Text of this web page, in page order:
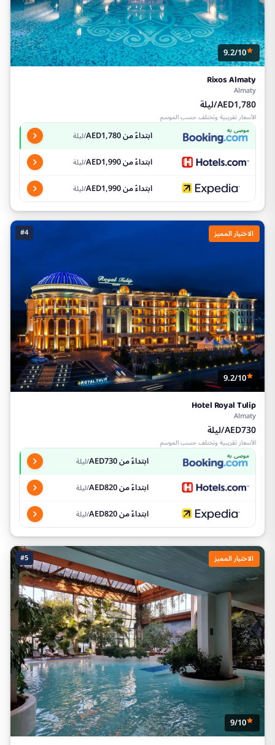
9.2/10
Rixos Almaty
Almaty
AED1,780/ليلة
الأسعار تقريبية وتختلف حسب الموسم
موصى به ابتداءً من AED1,780 /ليلة
ابتداءً من AED1,990 /ليلة
ابتداءً من AED1,990 /ليلة
#4 الاختيار المميز
9.2/10
Hotel Royal Tulip
Almaty
AED730/ليلة
الأسعار تقريبية وتختلف حسب الموسم
موصى به ابتداءً من AED730 /ليلة
ابتداءً من AED820 /ليلة
ابتداءً من AED820 /ليلة
#5 الاختيار المميز
9/10